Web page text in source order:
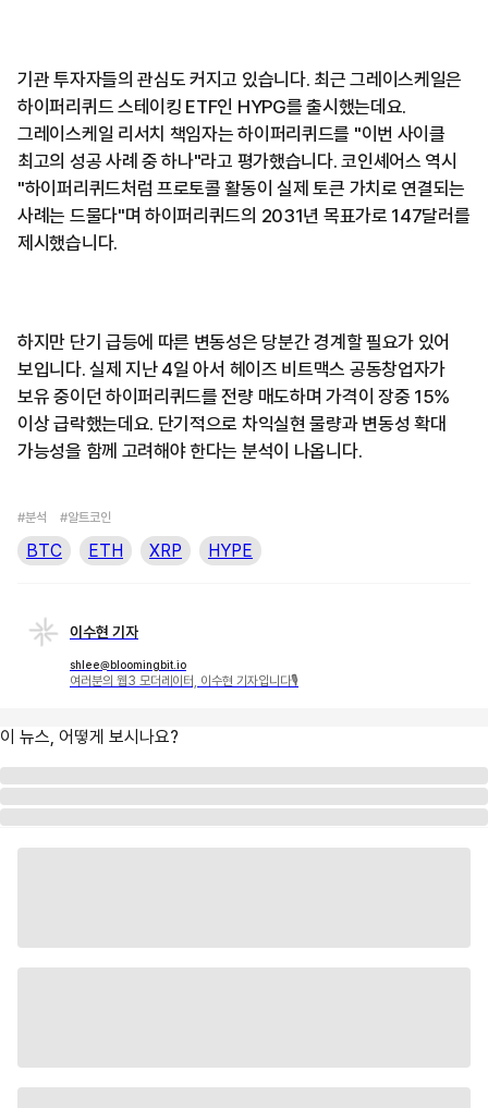
기관 투자자들의 관심도 커지고 있습니다. 최근 그레이스케일은
하이퍼리퀴드 스테이킹 ETF인 HYPG를 출시했는데요.
그레이스케일 리서치 책임자는 하이퍼리퀴드를 "이번 사이클
최고의 성공 사례 중 하나"라고 평가했습니다. 코인셰어스 역시
"하이퍼리퀴드처럼 프로토콜 활동이 실제 토큰 가치로 연결되는
사례는 드물다"며 하이퍼리퀴드의 2031년 목표가로 147달러를
제시했습니다.
하지만 단기 급등에 따른 변동성은 당분간 경계할 필요가 있어
보입니다. 실제 지난 4일 아서 헤이즈 비트맥스 공동창업자가
보유 중이던 하이퍼리퀴드를 전량 매도하며 가격이 장중 15%
이상 급락했는데요. 단기적으로 차익실현 물량과 변동성 확대
가능성을 함께 고려해야 한다는 분석이 나옵니다.
#분석 #알트코인
BTC ETH XRP HYPE
이수현 기자
shlee@bloomingbit.io
여러분의 웹3 모더레이터, 이수현 기자입니다🎙
이 뉴스, 어떻게 보시나요?